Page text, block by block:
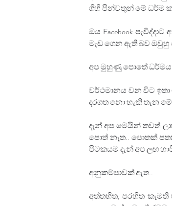
ගිහි පින්වතුන් මේ ධර්ම
ඔය Facebook
මැඩ ගෙන ඇති බව
අප මුහුණු පොතේ ධර්මය
වර්ථමානය වන විට
දරගත නො හැකි තැන
දැන් අප මෙයින් තවත්
පොත් නැත.. පොතක්
පිටකයම දැන් අප ලඟ
අනුකම්පාවක් ඇත..
⁣අත්තහිත, පරහිත කැමති